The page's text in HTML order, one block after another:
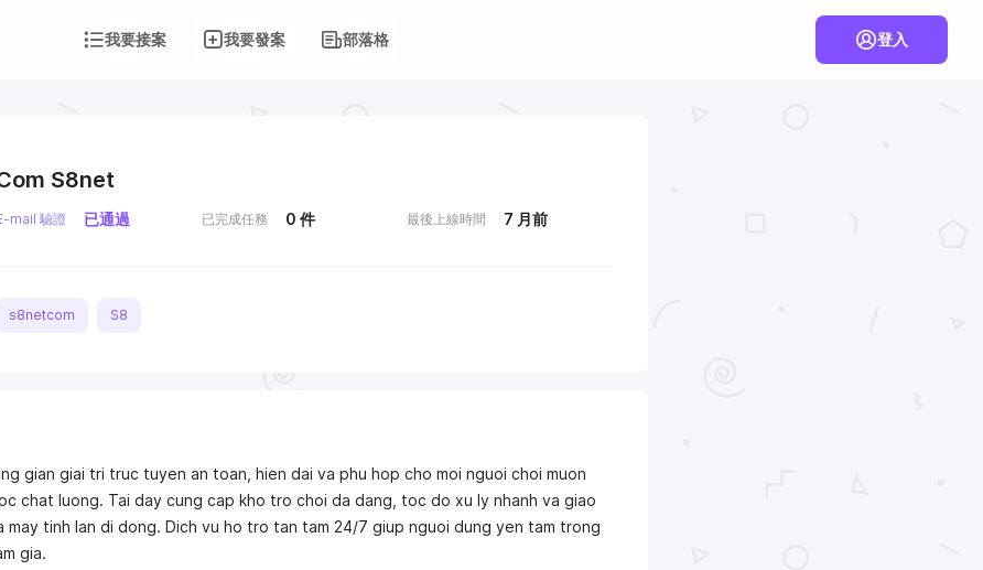
我要接案 我要發案 部落格 登入
S8net
mail 驗證 已通過 已完成任務 0 件 最後上線時間 7 月前
s8netcom S8
gian giai tri truc tuyen an toan, hien dai va phu hop cho moi nguoi choi muon
chat luong. Tai day cung cap kho tro choi da dang, toc do xu ly nhanh va giao
may tinh lan di dong. Dich vu ho tro tan tam 24/7 giup nguoi dung yen tam trong
gia.